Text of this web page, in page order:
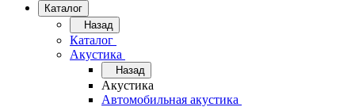
Каталог
Назад
Каталог
Акустика
Назад
Акустика
Автомобильная акустика